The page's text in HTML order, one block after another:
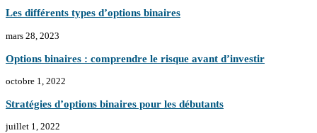
Les différents types d’options binaires
mars 28, 2023
Options binaires : comprendre le risque avant d’investir
octobre 1, 2022
Stratégies d’options binaires pour les débutants
juillet 1, 2022